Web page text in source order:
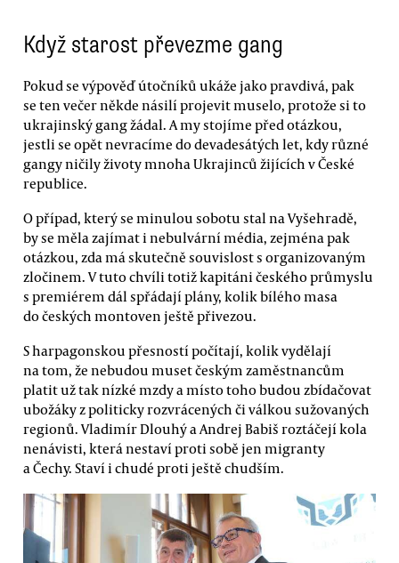
Když starost převezme gang
Pokud se výpověď útočníků ukáže jako pravdivá, pak
se ten večer někde násilí projevit muselo, protože si to
ukrajinský gang žádal. A my stojíme před otázkou,
jestli se opět nevracíme do devadesátých let, kdy různé
gangy ničily životy mnoha Ukrajinců žijících v České
republice.
O případ, který se minulou sobotu stal na Vyšehradě,
by se měla zajímat i nebulvární média, zejména pak
otázkou, zda má skutečně souvislost s organizovaným
zločinem. V tuto chvíli totiž kapitáni českého průmyslu
s premiérem dál spřádají plány, kolik bílého masa
do českých montoven ještě přivezou.
S harpagonskou přesností počítají, kolik vydělají
na tom, že nebudou muset českým zaměstnancům
platit už tak nízké mzdy a místo toho budou zbídačovat
ubožáky z politicky rozvrácených či válkou sužovaných
regionů. Vladimír Dlouhý a Andrej Babiš roztáčejí kola
nenávisti, která nestaví proti sobě jen migranty
a Čechy. Staví i chudé proti ještě chudším.